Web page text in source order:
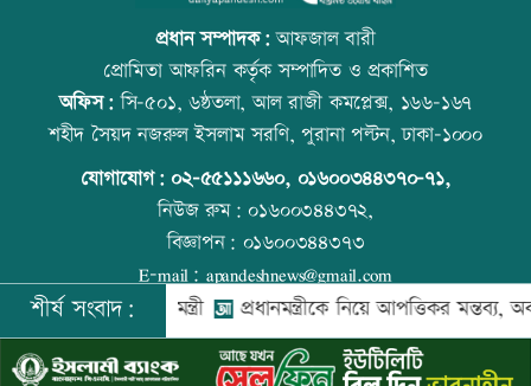
আদমদীঘিতে জুলাই অভ্যুত্থান স্বরণে ১১ দলীয়
জোটের গণমিছিল
জামালপুরে বিএনপির বিজয় র‍্যালি
প্রতিমন্ত্রীকে ঘিরে ভাইরাল ভিডিওতে ছবি
জুড়ে অপপ্রচার: এলিন
বিশ্ব মাতৃদুগ্ধ দিবস আজ
প্রধান সম্পাদক:আফজাল বারী
প্রোমিতা আফরিন কর্তৃক সম্পাদিত ও প্রকাশিত
অফিস:সি-৫০১, ৬ষ্ঠতলা, আল রাজী কমপ্লেক্স, ১৬৬-১৬৭
শহীদ সৈয়দ নজরুল ইসলাম সরণি, পুরানা পল্টন, ঢাকা-১০০০
যোগাযোগ: ০২-৫৫১১১৬৬০, ০১৬০০৩৪৪৩৭০-৭১,
নিউজ রুম:০১৬০০৩৪৪৩৭২,
বিজ্ঞাপন: ০১৬০০৩৪৪৩৭৩
E-mail: apandeshnews@gmail.com
©২০২৬ |আপন দেশ ডটকমকর্তৃক সর্বসত্ব ® সংরক্ষিত | উন্নয়নে
ইমিথমেকারস.কম
শীর্ষ সংবাদ:
প্রধানমন্ত্রী প্রধানমন্ত্রীকে নিয়ে আপত্তিকর মন্তব্য,